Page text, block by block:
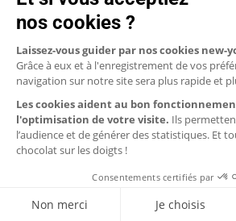
17 septembre 2024
Bonjour,
L’Empire State Building ne
Vous pourrez bien réaliser la
City Pass.
Répondre
olivier Blanc